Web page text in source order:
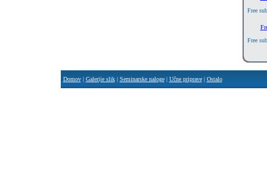
Free
Free
Domov| Galerije slik| Seminarske naloge| Učne priprave| Ostalo